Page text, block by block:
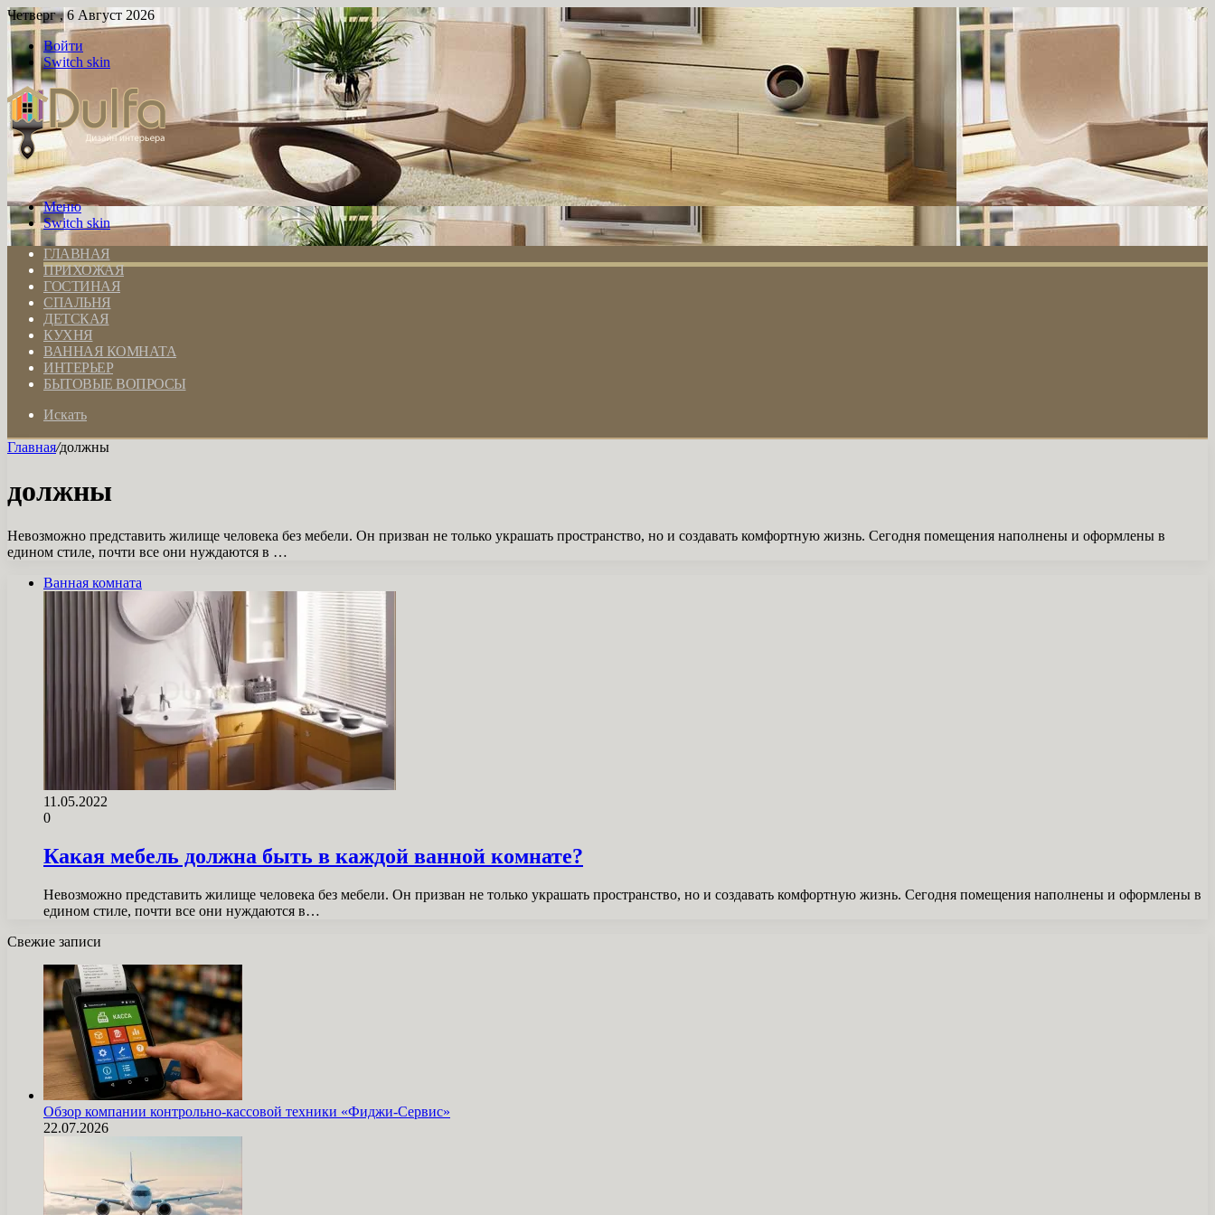
Четверг , 6 Август 2026
Войти
Switch skin
Меню
Switch skin
ГЛАВНАЯ
ПРИХОЖАЯ
ГОСТИНАЯ
СПАЛЬНЯ
ДЕТСКАЯ
КУХНЯ
ВАННАЯ КОМНАТА
ИНТЕРЬЕР
БЫТОВЫЕ ВОПРОСЫ
Искать
Главная/должны
должны
Невозможно представить жилище человека без мебели. Он призван не только украшать пространство, но и создавать комфортную жизнь. Сегодня помещения наполнены и оформлены в
едином стиле, почти все они нуждаются в …
Ванная комната
11.05.2022
0
Какая мебель должна быть в каждой ванной комнате?
Невозможно представить жилище человека без мебели. Он призван не только украшать пространство, но и создавать комфортную жизнь. Сегодня помещения наполнены и оформлены в
едином стиле, почти все они нуждаются в…
Свежие записи
Обзор компании контрольно-кассовой техники «Фиджи-Сервис»
22.07.2026